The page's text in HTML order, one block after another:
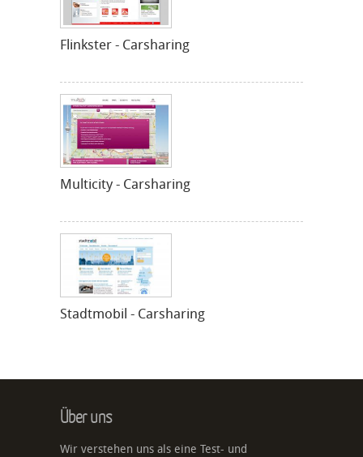
Flinkster - Carsharing
Multicity - Carsharing
Stadtmobil - Carsharing
Über uns
Wir verstehen uns als eine Test- und